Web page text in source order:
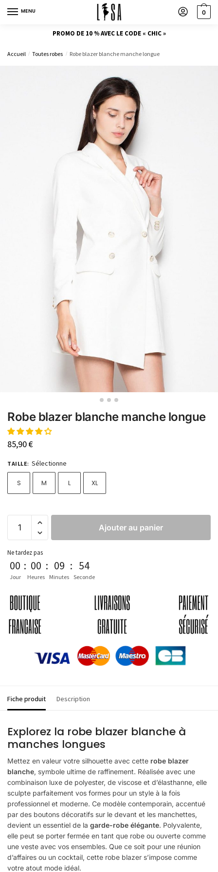
MENU 0
PROMO DE 10 % AVEC LE CODE « CHIC »
Accueil / Toutes robes / Robe blazer blanche manche longue
Robe blazer blanche manche longue
85,90€
TAILLE: Sélectionne
S M L XL
Ajouter au panier
Ne tardez pas
00
Jour
: 00
Heures
: 09
Minutes
: 53
Seconde
Fiche produit Description
Explorez la robe blazer blanche à
manches longues
Mettez en valeur votre silhouette avec cette robe blazer
blanche, symbole ultime de raffinement. Réalisée avec une
combinaison luxe de polyester, de viscose et d’élasthanne, elle
sculpte parfaitement vos formes pour un style à la fois
professionnel et moderne. Ce modèle contemporain, accentué
par des boutons décoratifs sur le devant et les manchettes,
devient un essentiel de la garde-robe élégante. Polyvalente,
elle peut se porter fermée en tant que robe ou ouverte comme
une veste avec vos ensembles. Que ce soit pour une réunion
d’affaires ou un cocktail, cette robe blazer s’impose comme
votre atout mode idéal.